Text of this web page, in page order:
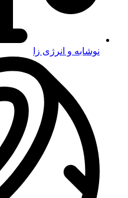
نوشابه و انرژی زا